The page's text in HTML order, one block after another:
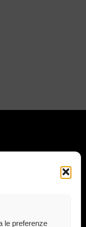
le preferenze